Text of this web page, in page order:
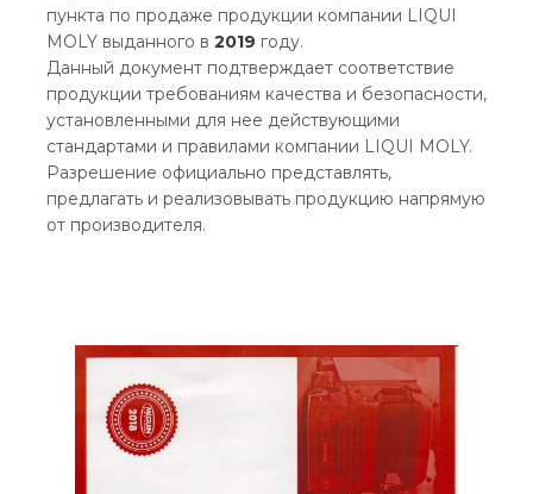
пункта по продаже продукции компании LIQUI
MOLY выданного в 2019 году.
Данный документ подтверждает соответствие
продукции требованиям качества и безопасности,
установленными для нее действующими
стандартами и правилами компании LIQUI MOLY.
Разрешение официально представлять,
предлагать и реализовывать продукцию напрямую
от производителя.